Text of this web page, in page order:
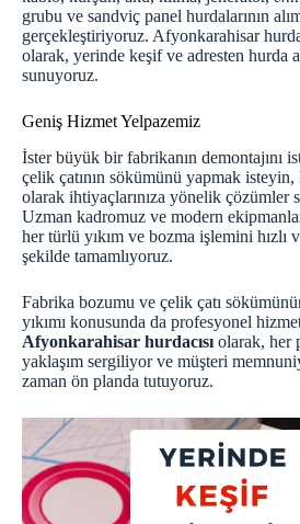
grubu ve sandviç panel hurdalarının
gerçekleştiriyoruz. Afyonkarahisar
olarak, yerinde keşif ve adresten hurda
sunuyoruz.
Geniş Hizmet Yelpazemiz
İster büyük bir fabrikanın demontajını
çelik çatının sökümünü yapmak isteyin,
olarak ihtiyaçlarınıza yönelik çözümler
Uzman kadromuz ve modern
her türlü yıkım ve bozma işlemini hızlı
şekilde tamamlıyoruz.
Fabrika bozumu ve çelik çatı
yıkımı konusunda da profesyonel
Afyonkarahisar hurdacısı olarak, her
yaklaşım sergiliyor ve müşteri
zaman ön planda tutuyoruz.